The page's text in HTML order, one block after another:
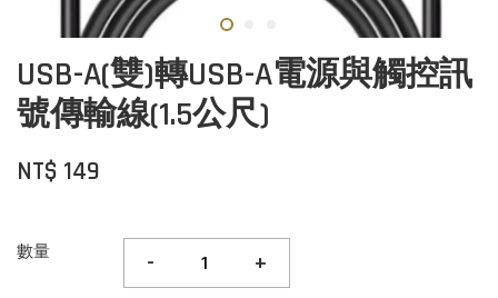
USB-A(雙)轉USB-A電源與觸控訊
號傳輸線(1.5公尺)
NT$ 149
數量 - +